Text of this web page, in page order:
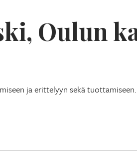
Oulun
ja erittelyyn sekä